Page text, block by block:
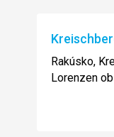
Rakúsko,
Lorenzen